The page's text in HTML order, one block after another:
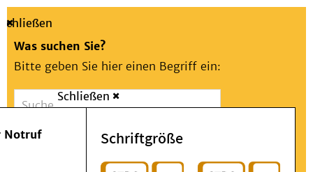
Suche
Schließen
Was suchen Sie?
Bitte geben Sie hier einen Begriff ein:
Suchen
Notfall
Schließen
Notruf Schriftgröße
Menü